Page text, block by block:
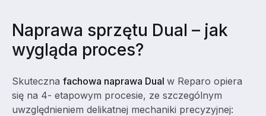
Naprawa sprzętu Dual – jak
wygląda proces?
Skuteczna fachowa naprawa Dual w Reparo opiera
się na 4- etapowym procesie, ze szczególnym
uwzględnieniem delikatnej mechaniki precyzyjnej: